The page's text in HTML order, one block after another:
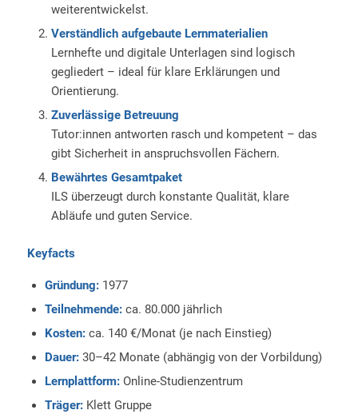
weiterentwickelst.
Verständlich aufgebaute Lernmaterialien
Lernhefte und digitale Unterlagen sind logisch
gegliedert – ideal für klare Erklärungen und
Orientierung.
Zuverlässige Betreuung
Tutor:innen antworten rasch und kompetent – das
gibt Sicherheit in anspruchsvollen Fächern.
Bewährtes Gesamtpaket
ILS überzeugt durch konstante Qualität, klare
Abläufe und guten Service.
Keyfacts
Gründung:1977
Teilnehmende:ca. 80.000 jährlich
Kosten:ca. 140 €/Monat (je nach Einstieg)
Dauer:30–42 Monate (abhängig von der Vorbildung)
Lernplattform:Online-Studienzentrum
Träger:Klett Gruppe